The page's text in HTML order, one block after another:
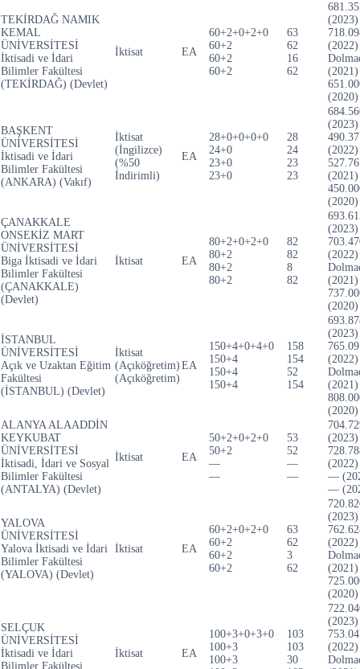
TEKİRDAĞ NAMIK
KEMAL
ÜNİVERSİTESİ
İktisadi ve İdari
Bilimler Fakültesi
(TEKİRDAĞ) (Devlet)
İktisat EA
60+2+0+2+0
60+2
60+2
60+2
63
62
16
62
(2023)
(2022)
(2021)
(2020)
BAŞKENT
ÜNİVERSİTESİ
İktisadi ve İdari
Bilimler Fakültesi
(ANKARA) (Vakıf)
İktisat
(İngilizce)
(%50
İndirimli)
EA
28+0+0+0+0
24+0
23+0
23+0
28
24
23
23
(2023)
(2022)
(2021)
(2020)
ÇANAKKALE
ONSEKİZ MART
ÜNİVERSİTESİ
Biga İktisadi ve İdari
Bilimler Fakültesi
(ÇANAKKALE)
(Devlet)
İktisat EA
80+2+0+2+0
80+2
80+2
80+2
82
82
8
82
(2023)
(2022)
(2021)
(2020)
İSTANBUL
ÜNİVERSİTESİ
Açık ve Uzaktan Eğitim
Fakültesi
(İSTANBUL) (Devlet)
İktisat
(Açıköğretim)
(Açıköğretim)
EA
150+4+0+4+0
150+4
150+4
150+4
158
154
52
154
(2023)
(2022)
(2021)
(2020)
ALANYA ALAADDİN
KEYKUBAT
ÜNİVERSİTESİ
İktisadi, İdari ve Sosyal
Bilimler Fakültesi
(ANTALYA) (Devlet)
İktisat EA
50+2+0+2+0
50+2
—
—
53
52
—
—
(2023)
(2022)
—
—
YALOVA
ÜNİVERSİTESİ
Yalova İktisadi ve İdari
Bilimler Fakültesi
(YALOVA) (Devlet)
İktisat EA
60+2+0+2+0
60+2
60+2
60+2
63
62
3
62
(2023)
(2022)
(2021)
(2020)
SELÇUK
ÜNİVERSİTESİ
İktisadi ve İdari
Bilimler Fakültesi
İktisat EA
100+3+0+3+0
100+3
100+3
103
103
30
(2023)
(2022)